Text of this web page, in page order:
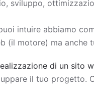
sviluppo,
intuire abbiamo
(il motore) ma anche
di un sito
il tuo progetto.